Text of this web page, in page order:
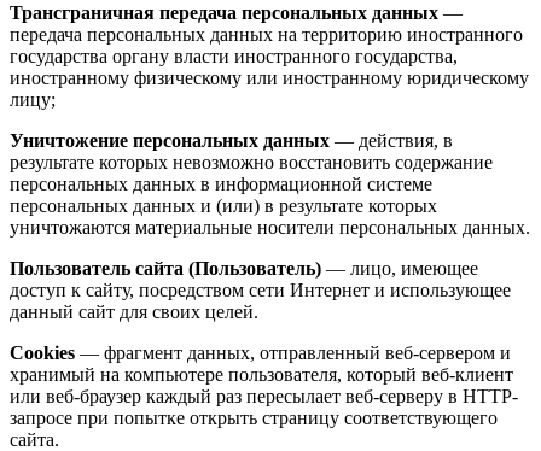
Трансграничная передача персональных данных —
передача персональных данных на территорию иностранного
государства органу власти иностранного государства,
иностранному физическому или иностранному юридическому
лицу;
Уничтожение персональных данных — действия, в
результате которых невозможно восстановить содержание
персональных данных в информационной системе
персональных данных и (или) в результате которых
уничтожаются материальные носители персональных данных.
Пользователь сайта (Пользователь) — лицо, имеющее
доступ к сайту, посредством сети Интернет и использующее
данный сайт для своих целей.
Cookies — фрагмент данных, отправленный веб-сервером и
хранимый на компьютере пользователя, который веб-клиент
или веб-браузер каждый раз пересылает веб-серверу в HTTP-
запросе при попытке открыть страницу соответствующего
сайта.